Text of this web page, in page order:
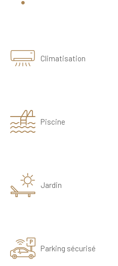
Climatisation
Piscine
Jardin
Parking sécurisé